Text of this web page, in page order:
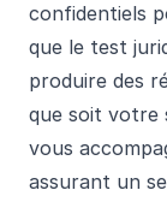
confidentiels
que le test
produire des
que soit votre
vous
assurant un